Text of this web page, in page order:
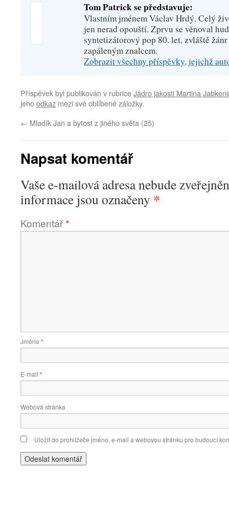
Tom Patrick se představuje:
Vlastním jménem Václav Hrdý. Celý
jen nerad opouští. Zprvu se věnoval
syntetizátorový pop 80. let, zvláště
zapáleným znalcem.
Zobrazit všechny příspěvky, jejichž
Příspěvek byl publikován v rubriceJádro jakosti Martina
jehoodkaz mezi své oblíbené záložky.
← Mladík Jan a bytost z jiného světa (25)
Napsat komentář
Vaše e-mailová adresa nebude
informace jsou označeny *
Komentář*
Jméno *
E-mail *
Webová stránka
Uložit do prohlížeče jméno, e-mail a webovou stránku pro budoucí